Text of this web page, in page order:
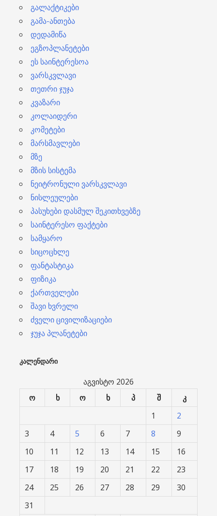
გალაქტიკები
გამა-ანთება
დედამიწა
ეგზოპლანეტები
ეს საინტერესოა
ვარსკვლავი
თეთრი ჯუჯა
კვაზარი
კოლაიდერი
კომეტები
მარსმავლები
მზე
მზის სისტემა
ნეიტრონული ვარსკვლავი
ნისლეულები
პასუხები დასმულ შეკითხვებზე
საინტერესო ფაქტები
სამყარო
სიცოცხლე
ფანტასტიკა
ფიზიკა
ქართველები
შავი ხვრელი
ძველი ცივილიზაციები
ჯუჯა პლანეტები
ᲙᲐᲚᲔᲜᲓᲐᲠᲘ
აგვისტო 2026
ო
ხ ო ხ პ შ
კ
1
2
3
4 5 6 7 8
9
10
11 12 13 14 15
16
17
18 19 20 21 22
23
24
25 26 27 28 29
30
31